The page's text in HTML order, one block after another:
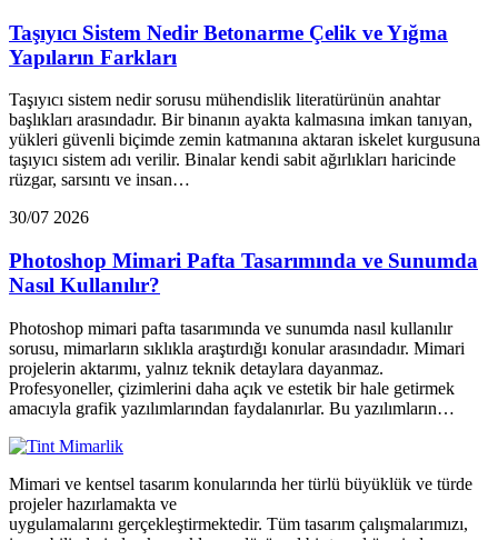
Taşıyıcı Sistem Nedir Betonarme Çelik ve Yığma
Yapıların Farkları
Taşıyıcı sistem nedir sorusu mühendislik literatürünün anahtar
başlıkları arasındadır. Bir binanın ayakta kalmasına imkan tanıyan,
yükleri güvenli biçimde zemin katmanına aktaran iskelet kurgusuna
taşıyıcı sistem adı verilir. Binalar kendi sabit ağırlıkları haricinde
rüzgar, sarsıntı ve insan…
30/07 2026
Photoshop Mimari Pafta Tasarımında ve Sunumda
Nasıl Kullanılır?
Photoshop mimari pafta tasarımında ve sunumda nasıl kullanılır
sorusu, mimarların sıklıkla araştırdığı konular arasındadır. Mimari
projelerin aktarımı, yalnız teknik detaylara dayanmaz.
Profesyoneller, çizimlerini daha açık ve estetik bir hale getirmek
amacıyla grafik yazılımlarından faydalanırlar. Bu yazılımların…
Mimari ve kentsel tasarım konularında her türlü büyüklük ve türde
projeler hazırlamakta ve
uygulamalarını gerçekleştirmektedir. Tüm tasarım çalışmalarımızı,